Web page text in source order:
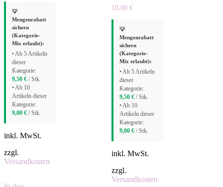
💡
Mengenrabatt
sichern
(Kategorie-
Mix erlaubt):
• Ab 5 Artikeln
dieser
Kategorie:
9,50 € / Stk.
• Ab 10
Artikeln dieser
Kategorie:
9,00 € / Stk.
inkl. MwSt.
zzgl.
Versandkosten
10,00 €
💡
Mengenrabatt
sichern
(Kategorie-
Mix erlaubt):
• Ab 5 Artikeln
dieser
Kategorie:
9,50 € / Stk.
• Ab 10
Artikeln dieser
Kategorie:
9,00 € / Stk.
inkl. MwSt.
zzgl.
Versandkosten